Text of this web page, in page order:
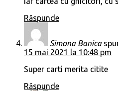
Răspunde
Simona Banica
15 mai 2021 la 10:48 pm
Super carti merita citite
Răspunde